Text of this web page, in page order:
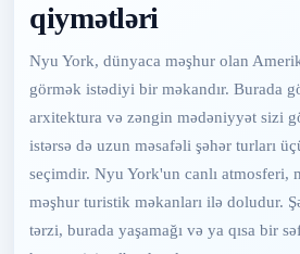
qiymətləri
Nyu York, dünyaca məşhur olan
görmək istədiyi bir məkandır. Burada
arxitektura və zəngin mədəniyyət sizi
istərsə də uzun məsafəli şəhər turları
seçimdir. Nyu York'un canlı atmosferi,
məşhur turistik məkanları ilə doludur.
tərzi, burada yaşamağı və ya qısa bir